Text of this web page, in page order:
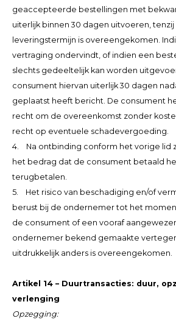
geaccepteerde bestellingen met
uiterlijk binnen 30 dagen uitvoeren,
leveringstermijn is overeengekomen.
vertraging ondervindt, of indien een
slechts gedeeltelijk kan worden
consument hiervan uiterlijk 30 dagen
geplaatst heeft bericht. De consument
recht om de overeenkomst zonder
recht op eventuele schadevergoeding.
4. Na ontbinding conform het vorige lid
het bedrag dat de consument betaald
terugbetalen.
5. Het risico van beschadiging en/of
berust bij de ondernemer tot het
de consument of een vooraf
ondernemer bekend gemaakte
uitdrukkelijk anders is overeengekomen.
Artikel 14 – Duurtransacties: duur,
verlenging
Opzegging: